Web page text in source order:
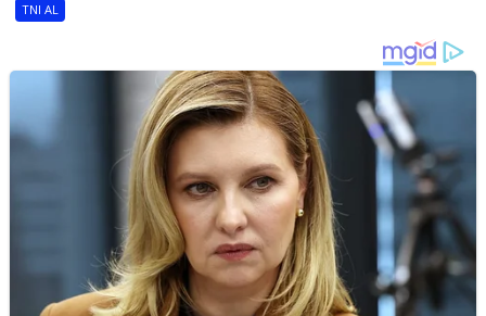
TNI AL